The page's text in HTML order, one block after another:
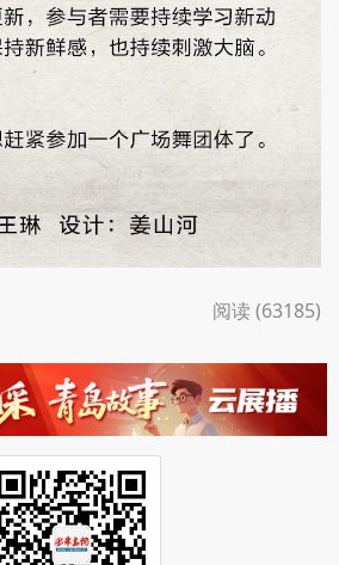
阅读 (63185)